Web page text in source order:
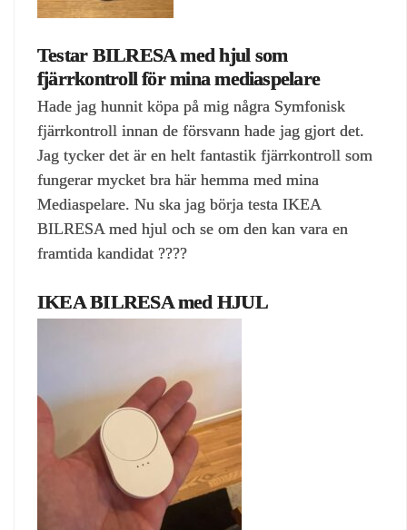
Testar BILRESA med hjul som
fjärrkontroll för mina mediaspelare
Hade jag hunnit köpa på mig några Symfonisk
fjärrkontroll innan de försvann hade jag gjort det.
Jag tycker det är en helt fantastik fjärrkontroll som
fungerar mycket bra här hemma med mina
Mediaspelare. Nu ska jag börja testa IKEA
BILRESA med hjul och se om den kan vara en
framtida kandidat ????
IKEA BILRESA med HJUL